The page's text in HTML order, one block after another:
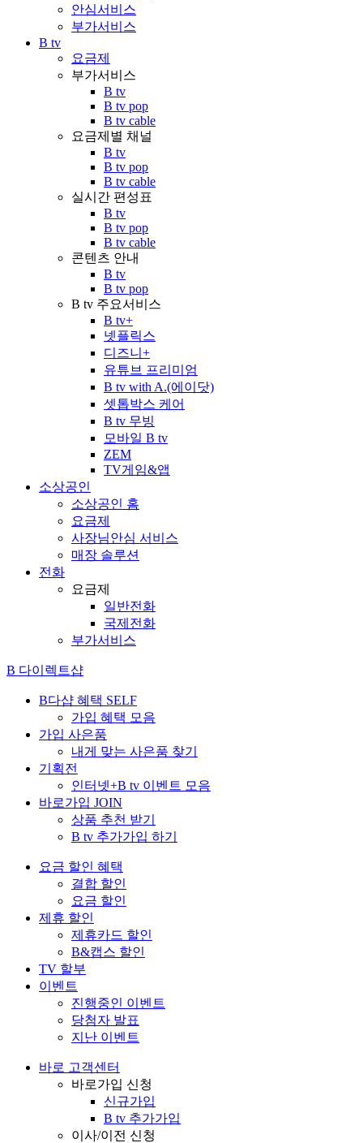
안심서비스
부가서비스
B tv
요금제
부가서비스
B tv
B tv pop
B tv cable
요금제별 채널
B tv
B tv pop
B tv cable
실시간 편성표
B tv
B tv pop
B tv cable
콘텐츠 안내
B tv
B tv pop
B tv 주요서비스
B tv+
넷플릭스
디즈니+
유튜브 프리미엄
B tv with A.(에이닷)
셋톱박스 케어
B tv 무빙
모바일 B tv
ZEM
TV게임&앱
소상공인
소상공인 홈
요금제
사장님안심 서비스
매장 솔루션
전화
요금제
일반전화
국제전화
부가서비스
B 다이렉트샵
B다샵 혜택 SELF
가입 혜택 모음
가입 사은품
내게 맞는 사은품 찾기
기획전
인터넷+B tv 이벤트 모음
바로가입 JOIN
상품 추천 받기
B tv 추가가입 하기
요금 할인 혜택
결합 할인
요금 할인
제휴 할인
제휴카드 할인
B&캡스 할인
TV 할부
이벤트
진행중인 이벤트
당첨자 발표
지난 이벤트
바로 고객센터
바로가입 신청
신규가입
B tv 추가가입
이사/이전 신청